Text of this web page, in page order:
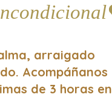
arraigado
Acompáñanos
de 3 horas en